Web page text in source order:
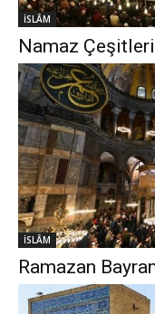
İSLÂM
Namaz Çeşitleri
İSLÂM
Ramazan